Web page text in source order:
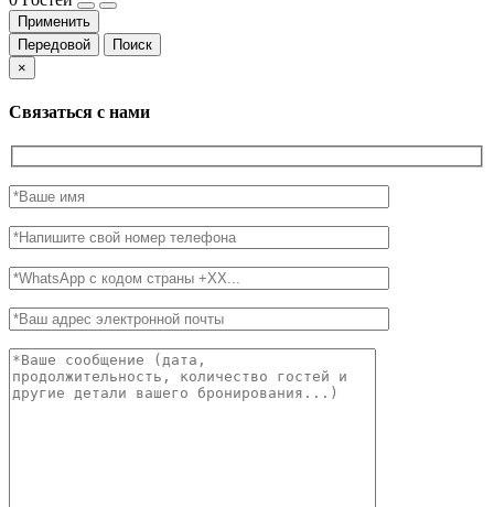
Применить
Передовой
Поиск
×
Связаться с нами